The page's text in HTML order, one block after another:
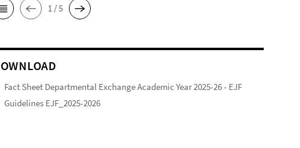
1 / 5
Fact Sheet Departmental Exchange Academic Year 2025-26 - EJF
Guidelines EJF_2025-2026